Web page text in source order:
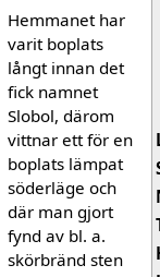
Hemmanet har
varit boplats
långt innan det
fick namnet
Slobol, därom
vittnar ett för en
boplats lämpat
söderläge och
där man gjort
fynd av bl. a.
skörbränd sten